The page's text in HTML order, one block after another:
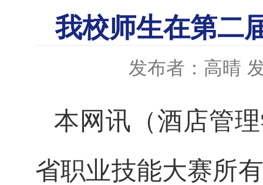
我校师生在第二
发布者：高晴
本网讯 （酒店管
省职业技能大赛所